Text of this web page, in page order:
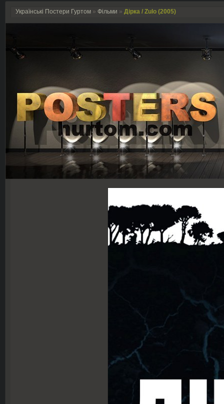
Українські Постери Гуртом » Фільми » Дірка / Zulo (2005)